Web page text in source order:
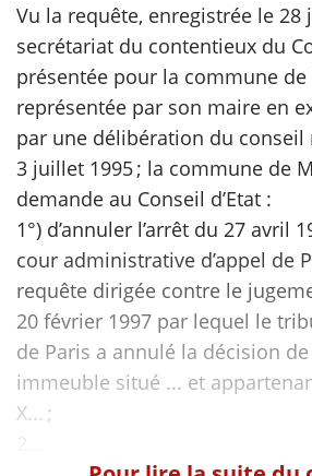
Vu la requête, enregistrée le 28
secrétariat du contentieux du
présentée pour la commune
représentée par son maire en
par une délibération du
3 juillet 1995 ; la commune de
demande au Conseil d’Etat :
1°) d’annuler l’arrêt du 27 avril
cour administrative d’appel de
requête dirigée contre le
20 février 1997 par lequel le
de Paris a annulé la décision
immeuble situé ... et
X... ;